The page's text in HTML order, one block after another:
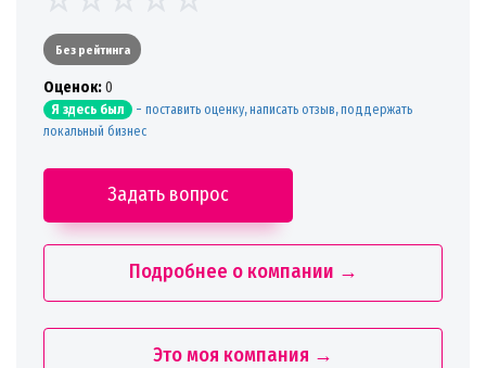
Без рейтинга
Oценок:0
Я здесь был - поставить оценку, написать отзыв, поддержать
локальный бизнес
Задать вопрос
Подробнее о компании →
Это моя компания →